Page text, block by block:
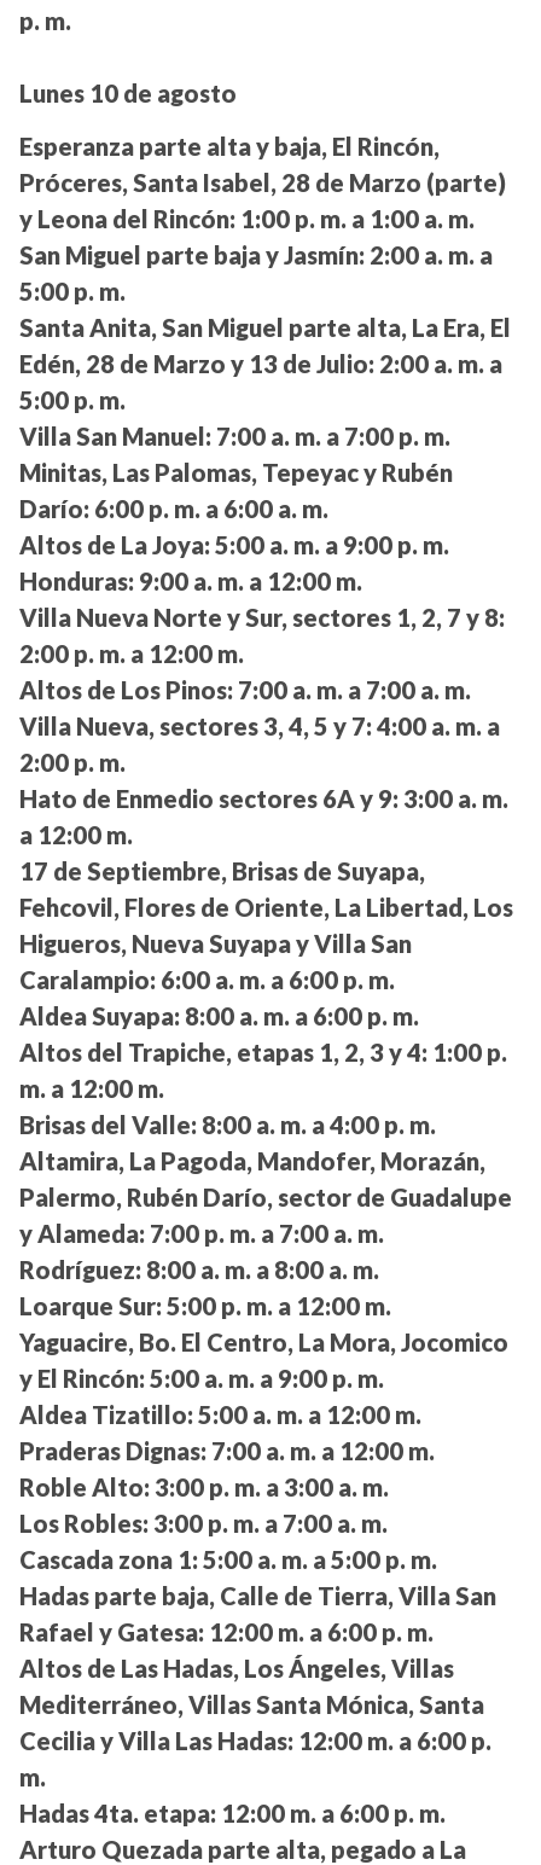
p. m.
Lunes 10 de agosto
Esperanza parte alta y baja, El Rincón,
Próceres, Santa Isabel, 28 de Marzo (parte)
y Leona del Rincón: 1:00 p. m. a 1:00 a. m.
San Miguel parte baja y Jasmín: 2:00 a. m. a
5:00 p. m.
Santa Anita, San Miguel parte alta, La Era, El
Edén, 28 de Marzo y 13 de Julio: 2:00 a. m. a
5:00 p. m.
Villa San Manuel: 7:00 a. m. a 7:00 p. m.
Minitas, Las Palomas, Tepeyac y Rubén
Darío: 6:00 p. m. a 6:00 a. m.
Altos de La Joya: 5:00 a. m. a 9:00 p. m.
Honduras: 9:00 a. m. a 12:00 m.
Villa Nueva Norte y Sur, sectores 1, 2, 7 y 8:
2:00 p. m. a 12:00 m.
Altos de Los Pinos: 7:00 a. m. a 7:00 a. m.
Villa Nueva, sectores 3, 4, 5 y 7: 4:00 a. m. a
2:00 p. m.
Hato de Enmedio sectores 6A y 9: 3:00 a. m.
a 12:00 m.
17 de Septiembre, Brisas de Suyapa,
Fehcovil, Flores de Oriente, La Libertad, Los
Higueros, Nueva Suyapa y Villa San
Caralampio: 6:00 a. m. a 6:00 p. m.
Aldea Suyapa: 8:00 a. m. a 6:00 p. m.
Altos del Trapiche, etapas 1, 2, 3 y 4: 1:00 p.
m. a 12:00 m.
Brisas del Valle: 8:00 a. m. a 4:00 p. m.
Altamira, La Pagoda, Mandofer, Morazán,
Palermo, Rubén Darío, sector de Guadalupe
y Alameda: 7:00 p. m. a 7:00 a. m.
Rodríguez: 8:00 a. m. a 8:00 a. m.
Loarque Sur: 5:00 p. m. a 12:00 m.
Yaguacire, Bo. El Centro, La Mora, Jocomico
y El Rincón: 5:00 a. m. a 9:00 p. m.
Aldea Tizatillo: 5:00 a. m. a 12:00 m.
Praderas Dignas: 7:00 a. m. a 12:00 m.
Roble Alto: 3:00 p. m. a 3:00 a. m.
Los Robles: 3:00 p. m. a 7:00 a. m.
Cascada zona 1: 5:00 a. m. a 5:00 p. m.
Hadas parte baja, Calle de Tierra, Villa San
Rafael y Gatesa: 12:00 m. a 6:00 p. m.
Altos de Las Hadas, Los Ángeles, Villas
Mediterráneo, Villas Santa Mónica, Santa
Cecilia y Villa Las Hadas: 12:00 m. a 6:00 p.
m.
Hadas 4ta. etapa: 12:00 m. a 6:00 p. m.
Arturo Quezada parte alta, pegado a La